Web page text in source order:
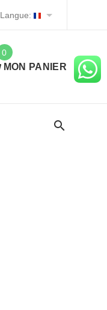
Langue:
0
MON PANIER